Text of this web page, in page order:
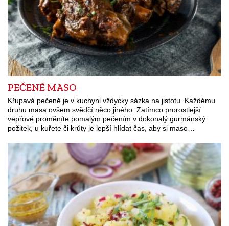
PEČENÉ MASO
Křupavá pečeně je v kuchyni vždycky sázka na jistotu. Každému
druhu masa ovšem svědčí něco jiného. Zatímco prorostlejší
vepřové proměníte pomalým pečením v dokonalý gurmánský
požitek, u kuřete či krůty je lepší hlídat čas, aby si maso…